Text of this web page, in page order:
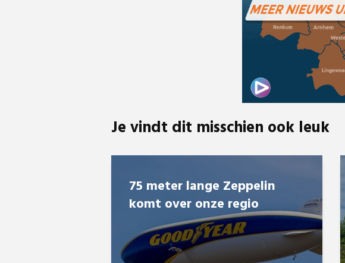
Je vindt dit misschien ook leuk
75 meter lange Zeppelin
komt over onze regio